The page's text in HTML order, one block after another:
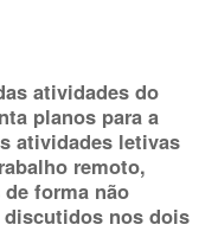
atividades do
planos para a
atividades letivas
remoto,
forma não
nos dois